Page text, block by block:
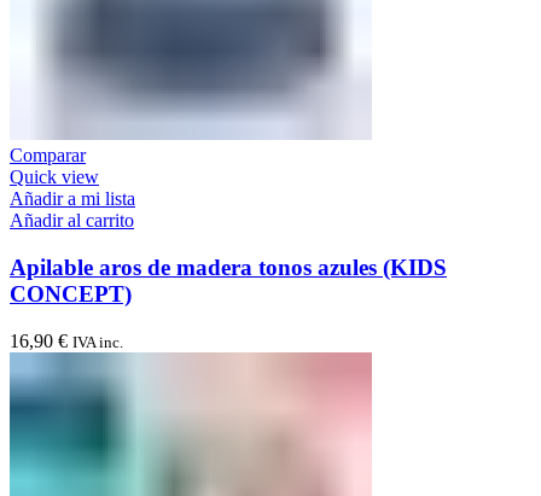
Comparar
Quick view
Añadir a mi lista
Añadir al carrito
Apilable aros de madera tonos azules (KIDS
CONCEPT)
16,90 € IVA inc.